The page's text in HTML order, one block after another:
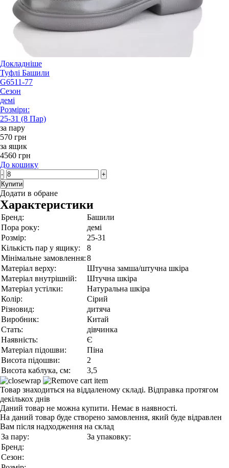
Докладніше
Туфлі Башили
G6511-77
Сезон
демі
Розміри:
25-31 (8 Пар)
за пару
570 грн
за ящик
4560 грн
До кошику
-
+
Купити
Додати в обране
Характеристики
Бренд:
Башили
Пора року:
демі
Розмір:
25-31
Кількість пар у ящику:
8
Мінімальне замовлення:8
Матеріал верху:
Штучна замша/штучна шкіра
Матеріал внутрішній:
Штучна шкіра
Матеріал устілки:
Натуральна шкіра
Колір:
Сірий
Різновид:
дитяча
Виробник:
Китай
Стать:
дівчинка
Наявність:
Є
Матеріал підошви:
Піна
Висота підошви:
2
Висота каблука, см:
3,5
Товар знаходиться на віддаленому складі. Відправка протягом
декількох днів
Даний товар не можна купити. Немає в наявності.
На даний товар буде створено замовлення, який буде відравлен
Вам після надходження на склад
За пару:
За упаковку:
Бренд:
Сезон: